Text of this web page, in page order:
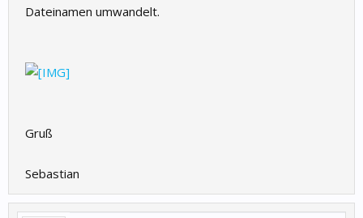
Dateinamen umwandelt.
Gruß
Sebastian